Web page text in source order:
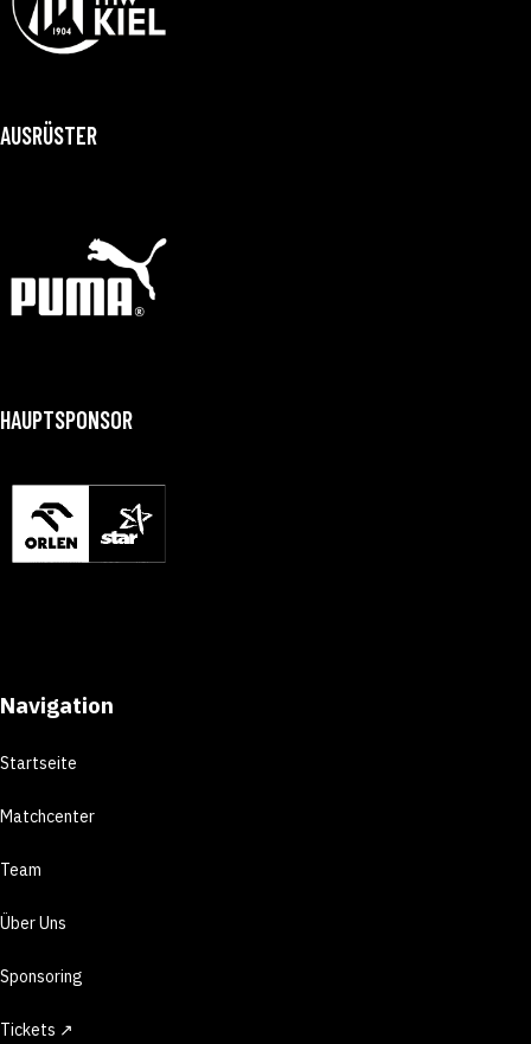
AUSRÜSTER
HAUPTSPONSOR
Navigation
Startseite
Matchcenter
Team
Über Uns
Sponsoring
Tickets ↗